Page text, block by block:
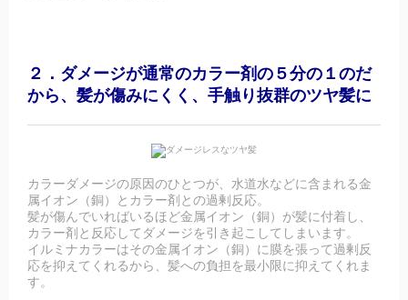
２．ダメージが通常のカラー剤の５分の１のだ
から、髪が傷みにくく、手触り抜群のツヤ髪に
カラーダメージの原因のひとつが、水道水などに含まれる金
属イオン（銅）とカラー剤との過剰反応。
髪が傷んでいればいるほど金属イオン（銅）が髪に付着し、
カラー剤と反応してダメージを引き起こしてしまいます。
イルミナカラーはその金属イオン（銅）に膜を張って過剰反
応を抑えてくれるから、髪への負担を最小限に抑えてくれま
す。